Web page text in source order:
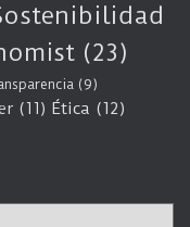
(23)
(9)
(11) Ética (12)